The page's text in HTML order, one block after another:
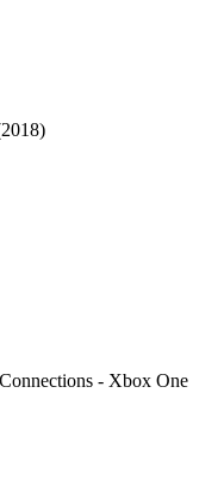
- Xbox One